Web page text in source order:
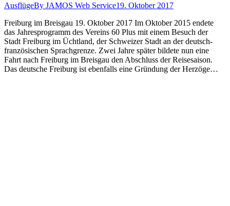
AusflügeBy JAMOS Web Service19. Oktober 2017
Freiburg im Breis­gau 19. Okto­ber 2017 Im Okto­ber 2015 endete
das Jahre­spro­gramm des Vere­ins 60 Plus mit einem Besuch der
Stadt Freiburg im Ücht­land, der Schweiz­er Stadt an der deutsch-
franzö­sis­chen Sprach­gren­ze. Zwei Jahre später bildete nun eine
Fahrt nach Freiburg im Breis­gau den Abschluss der Reis­e­sai­son.
Das deutsche Freiburg ist eben­falls eine Grün­dung der Herzöge…